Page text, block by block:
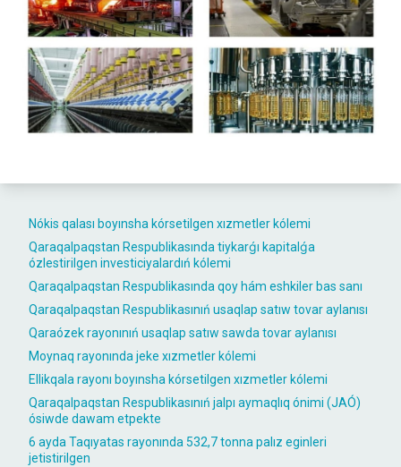
Nókis qalası boyınsha kórsetilgen xızmetler kólemi
Qaraqalpaqstan Respublikasında tiykarǵı kapitalǵa
ózlestirilgen investiciyalardıń kólemi
Qaraqalpaqstan Respublikasında qoy hám eshkiler bas sanı
Qaraqalpaqstan Respublikasınıń usaqlap satıw tovar aylanısı
Qaraózek rayonınıń usaqlap satıw sawda tovar aylanısı
Moynaq rayonında jeke xızmetler kólemi
Ellikqala rayonı boyınsha kórsetilgen xızmetler kólemi
Qaraqalpaqstan Respublikasınıń jalpı aymaqlıq ónimi (JAÓ)
ósiwde dawam etpekte
6 ayda Taqıyatas rayonında 532,7 tonna palız eginleri
jetistirilgen